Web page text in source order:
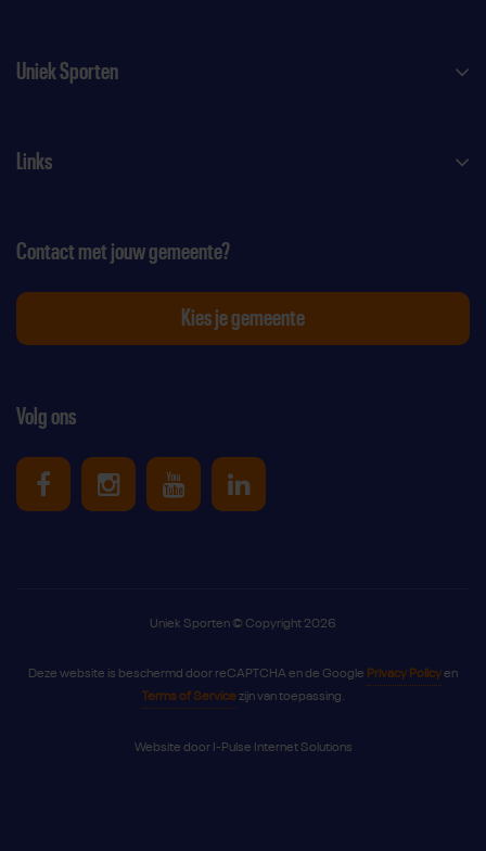
Uniek Sporten
Links
Volg ons
Uniek Sporten op Facebook
Uniek Sporten op Instagram
Uniek Sporten op Youtube
Uniek Sporten op
Contact met jouw gemeente?
Kies je gemeente
Uniek Sporten © Copyright 2026
Deze website is beschermd door reCAPTCHA en de Google Privacy Policyen
Terms of Servicezijn van toepassing.
Website door I-Pulse Internet Solutions